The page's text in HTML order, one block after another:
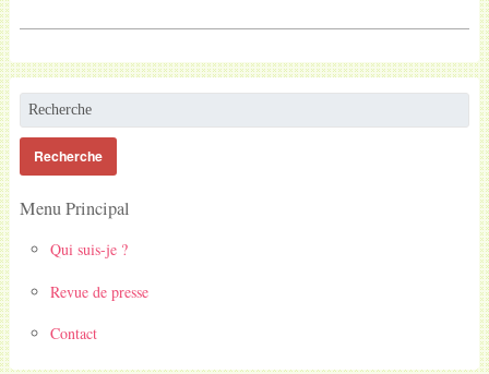
Menu Principal
Qui suis-je ?
Revue de presse
Contact